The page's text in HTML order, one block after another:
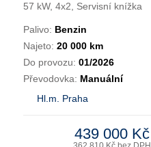
57 kW, 4x2, Servisní knížka
Palivo: Benzin
Najeto: 20 000 km
Do provozu: 01/2026
Převodovka: Manuální
Hl.m. Praha
439 000 Kč